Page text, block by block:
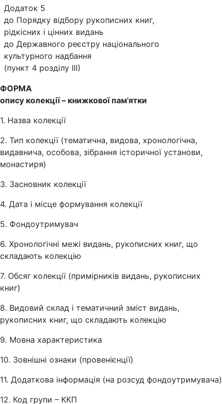
Додаток 5
до Порядку відбору рукописних книг,
рідкісних і цінних видань
до Державного реєстру національного
культурного надбання
(пункт 4 розділу ІІІ)
ФОРМА
опису колекції – книжкової пам’ятки
1. Назва колекції
2. Тип колекції (тематична, видова, хронологічна,
видавнича, особова, зібрання історичної установи,
монастиря)
3. Засновник колекції
4. Дата і місце формування колекції
5. Фондоутримувач
6. Хронологічні межі видань, рукописних книг, що
складають колекцію
7. Обсяг колекції (примірників видань, рукописних
книг)
8. Видовий склад і тематичний зміст видань,
рукописних книг, що складають колекцію
9. Мовна характеристика
10. Зовнішні ознаки (провенієнції)
11. Додаткова інформація (на розсуд фондоутримувача)
12. Код групи – ККП